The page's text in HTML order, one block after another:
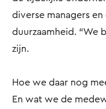
diverse managers
duurzaamheid. “We
zijn.
Hoe we daar nog
En wat we de